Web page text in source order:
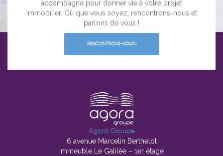
accompagne pour donner vie à votre projet
immobilier. Où que vous soyez, rencontrons-nous et
parlons de vous !
RENCONTRONS-NOUS !
Agora Groupe
6 avenue Marcelin Berthelot
Immeuble Le Galilée – 1er étage